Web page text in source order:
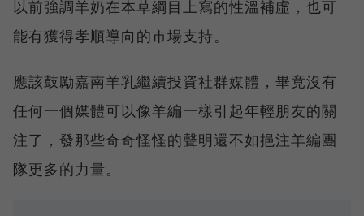
以前強調羊奶在本草綱目上寫的性溫補虛，也可
能有獲得孝順導向的市場支持。
應該鼓勵嘉南羊乳繼續投資社群媒體，畢竟沒有
任何一個媒體可以像羊編一樣引起年輕朋友的關
注了，發那些奇奇怪怪的聲明還不如挹注羊編團
隊更多的力量。